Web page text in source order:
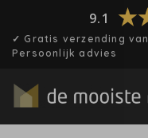
9.1
✓ Gratis verzending
Persoonlijk advies